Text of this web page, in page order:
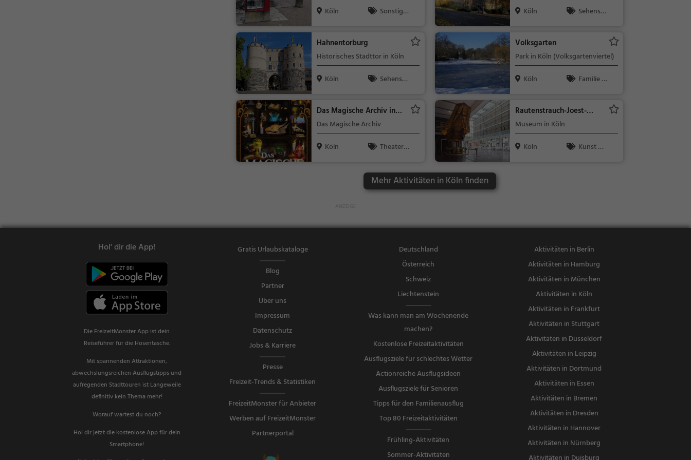
Köln
Sonstige
Köln
Sehensw
Hahnentorburg
Historisches Stadttor in Köln
Köln
Sehensw
Volksgarten
Park in Köln (Volksgartenviertel)
Köln
Familie &
Das Magische Archiv in
der Agentur für
Zeitreisen
Das Magische Archiv
Köln
Theater
Rautenstrauch-Joest-
Museum
Museum in Köln
Köln
Kunst &
Mehr Aktivitäten in Köln finden
Hol' dir die App!
Die FreizeitMonster App ist dein
Reiseführer für die Hosentasche.
Mit spannenden Attraktionen,
abwechslungsreichen Ausflugstipps und
aufregenden Stadttouren ist Langeweile
definitiv kein Thema mehr!
Worauf wartest du noch?
Hol dir jetzt die kostenlose App für dein
Smartphone!
Gratis Urlaubskataloge
Blog
Partner
Über uns
Impressum
Datenschutz
Jobs & Karriere
Presse
Freizeit-Trends & Statistiken
FreizeitMonster für Anbieter
Werben auf FreizeitMonster
Partnerportal
Deutschland
Österreich
Schweiz
Liechtenstein
Was kann man am Wochenende
machen?
Kostenlose Freizeitaktivitäten
Ausflugsziele für schlechtes Wetter
Actionreiche Ausflugsideen
Ausflugsziele für Senioren
Tipps für den Familienausflug
Top 80 Freizeitaktivitäten
Frühling-Aktivitäten
Sommer-Aktivitäten
Aktivitäten in Berlin
Aktivitäten in Hamburg
Aktivitäten in München
Aktivitäten in Köln
Aktivitäten in Frankfurt
Aktivitäten in Stuttgart
Aktivitäten in Düsseldorf
Aktivitäten in Leipzig
Aktivitäten in Dortmund
Aktivitäten in Essen
Aktivitäten in Bremen
Aktivitäten in Dresden
Aktivitäten in Hannover
Aktivitäten in Nürnberg